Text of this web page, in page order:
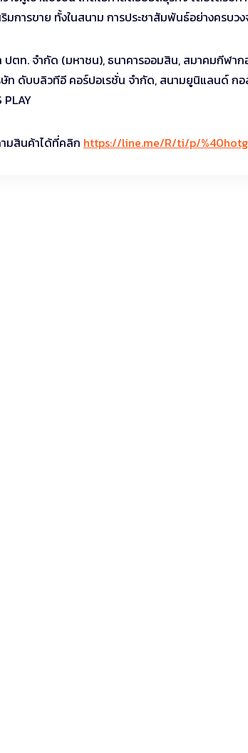
การขาย ทั้งในสนาม การประชาสัมพันธ์อย่างครบวง
ปตท. จำกัด (มหาชน), ธนาคารออมสิน, สมาคมกีฬา
ษัท ดับบลิวทีอี คอร์ปอเรชั่น จำกัด, สนามยูนิแลนด์ ก
มสินค้าได้ที่คลิก https://line.me/R/ti/p/